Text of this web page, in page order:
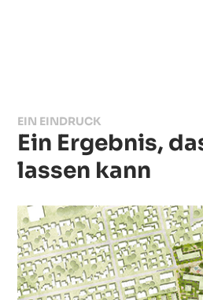
EIN EINDRUCK
Ein Ergebnis,
lassen kann